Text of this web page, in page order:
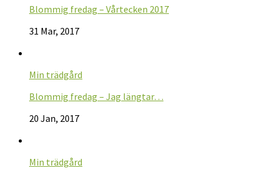
Blommig fredag – Vårtecken 2017
31 Mar, 2017
Min trädgård
Blommig fredag – Jag längtar…
20 Jan, 2017
Min trädgård